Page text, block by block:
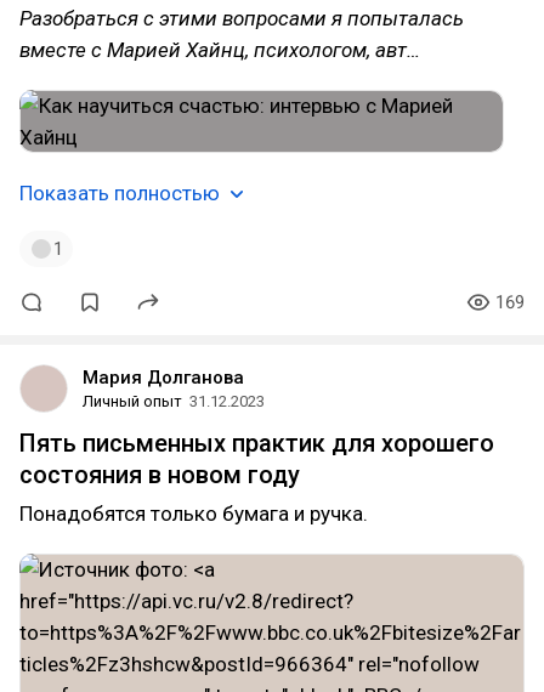
Разобраться с этими вопросами я попыталась
вместе с Марией Хайнц, психологом, авт…
Показать полностью
1
169
Мария Долганова
Личный опыт 31.12.2023
Пять письменных практик для хорошего
состояния в новом году
Понадобятся только бумага и ручка.